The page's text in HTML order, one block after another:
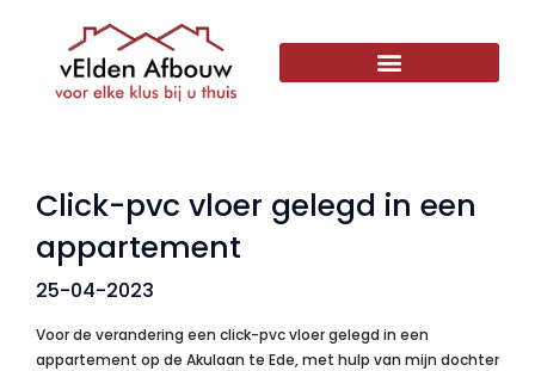
Click-pvc vloer gelegd in een
appartement
25-04-2023
Voor de verandering een click-pvc vloer gelegd in een
appartement op de Akulaan te Ede, met hulp van mijn dochter